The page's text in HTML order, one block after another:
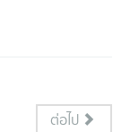
ต่อไป